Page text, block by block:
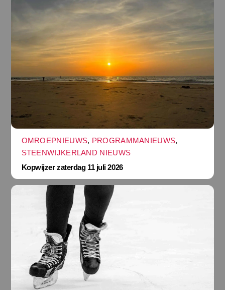
OMROEPNIEUWS, PROGRAMMANIEUWS,
STEENWIJKERLAND NIEUWS
Kopwijzer zaterdag 11 juli 2026